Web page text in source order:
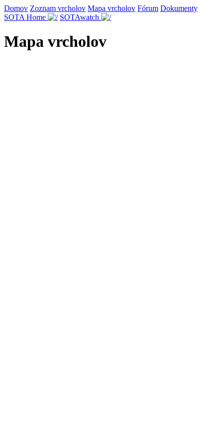
Domov Zoznam vrcholov Mapa vrcholov Fórum Dokumenty
SOTA Home
SOTAwatch
Mapa vrcholov